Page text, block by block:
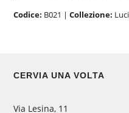
Codice: B021 |Collezione:
CERVIA UNA VOLTA
Via Lesina, 11